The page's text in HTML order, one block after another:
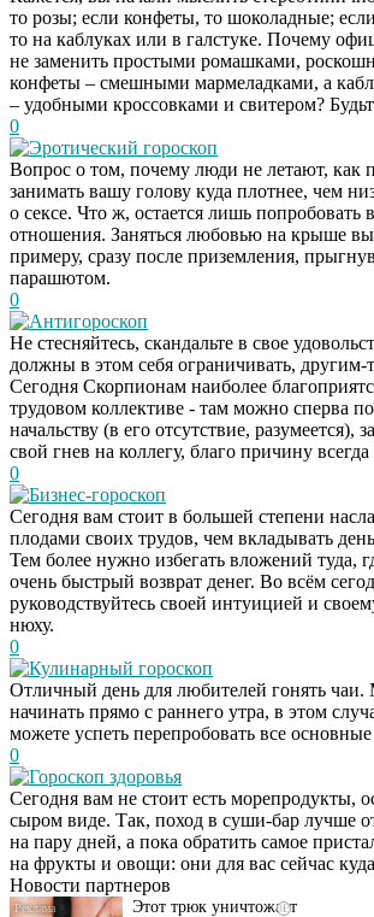
то розы; если конфеты, то шоколадные;
то на каблуках или в галстуке. Почему
не заменить простыми ромашками,
конфеты – смешными мармеладками, а
– удобными кроссовками и свитером?
0
Эротический гороскоп
Вопрос о том, почему люди не летают, как
занимать вашу голову куда плотнее, чем
о сексе. Что ж, остается лишь попробовать
отношения. Заняться любовью на крыше
примеру, сразу после приземления,
парашютом.
0
Антигороскоп
Не стесняйтесь, скандальте в свое
должны в этом себя ограничивать,
Сегодня Скорпионам наиболее
трудовом коллективе - там можно сперва
начальству (в его отсутствие, разумеется),
свой гнев на коллегу, благо причину
0
Бизнес-гороскоп
Сегодня вам стоит в большей степени
плодами своих трудов, чем вкладывать
Тем более нужно избегать вложений туда,
очень быстрый возврат денег. Во всём
руководствуйтесь своей интуицией и
нюху.
0
Кулинарный гороскоп
Отличный день для любителей гонять
начинать прямо с раннего утра, в этом
можете успеть перепробовать все
0
Гороскоп здоровья
Сегодня вам не стоит есть морепродукты,
сыром виде. Так, поход в суши-бар лучше
на пару дней, а пока обратить самое
на фрукты и овощи: они для вас сейчас
Новости партнеров
Даже самый
запущенный грибок
исчезнет с корнем,
если перед сном…
i
Этот трюк уничтожает